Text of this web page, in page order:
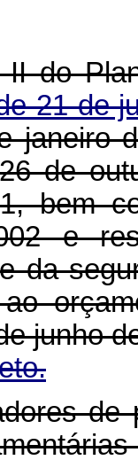
do
21 de
janeiro
de
bem
e
da
junho
de